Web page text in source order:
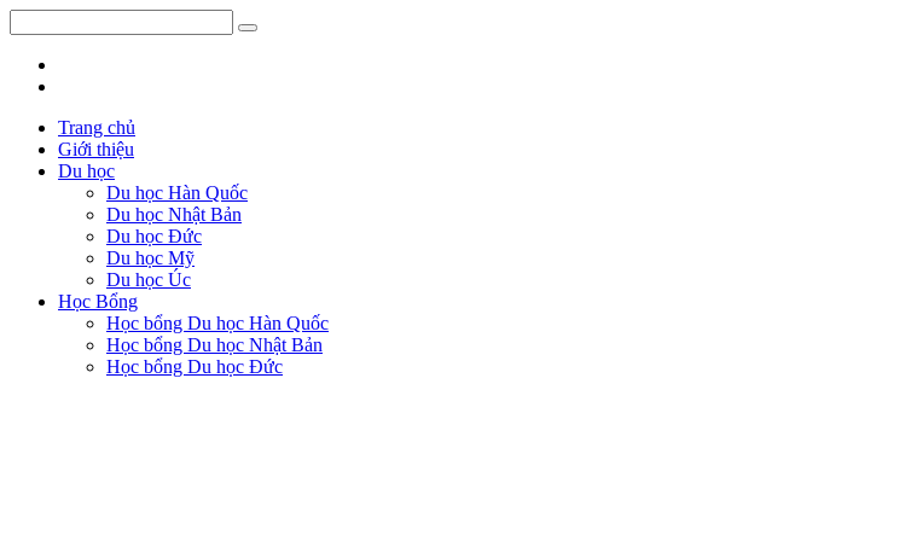
Trang chủ
Giới thiệu
Du học
Du học Hàn Quốc
Du học Nhật Bản
Du học Đức
Du học Mỹ
Du học Úc
Học Bổng
Học bổng Du học Hàn Quốc
Học bổng Du học Nhật Bản
Học bổng Du học Đức